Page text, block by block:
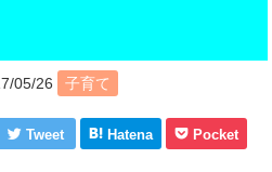
05/26 子育て
Tweet Hatena Pocket